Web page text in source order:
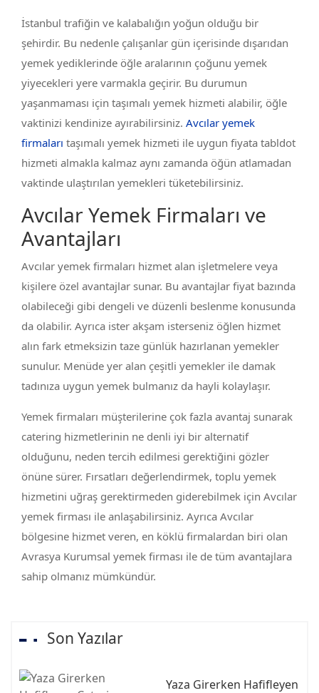
İstanbul trafiğin ve kalabalığın yoğun olduğu bir
şehirdir. Bu nedenle çalışanlar gün içerisinde dışarıdan
yemek yediklerinde öğle aralarının çoğunu yemek
yiyecekleri yere varmakla geçirir. Bu durumun
yaşanmaması için taşımalı yemek hizmeti alabilir, öğle
vaktinizi kendinize ayırabilirsiniz. Avcılar yemek
firmaları taşımalı yemek hizmeti ile uygun fiyata tabldot
hizmeti almakla kalmaz aynı zamanda öğün atlamadan
vaktinde ulaştırılan yemekleri tüketebilirsiniz.
Avcılar Yemek Firmaları ve
Avantajları
Avcılar yemek firmaları hizmet alan işletmelere veya
kişilere özel avantajlar sunar. Bu avantajlar fiyat bazında
olabileceği gibi dengeli ve düzenli beslenme konusunda
da olabilir. Ayrıca ister akşam isterseniz öğlen hizmet
alın fark etmeksizin taze günlük hazırlanan yemekler
sunulur. Menüde yer alan çeşitli yemekler ile damak
tadınıza uygun yemek bulmanız da hayli kolaylaşır.
Yemek firmaları müşterilerine çok fazla avantaj sunarak
catering hizmetlerinin ne denli iyi bir alternatif
olduğunu, neden tercih edilmesi gerektiğini gözler
önüne sürer. Fırsatları değerlendirmek, toplu yemek
hizmetini uğraş gerektirmeden giderebilmek için Avcılar
yemek firması ile anlaşabilirsiniz. Ayrıca Avcılar
bölgesine hizmet veren, en köklü firmalardan biri olan
Avrasya Kurumsal yemek firması ile de tüm avantajlara
sahip olmanız mümkündür.
Son Yazılar
Yaza Girerken Hafifleyen